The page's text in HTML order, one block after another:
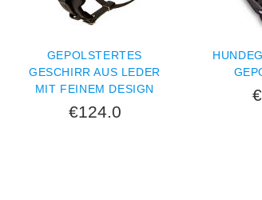
GEPOLSTERTES
GESCHIRR AUS LEDER
MIT FEINEM DESIGN
€124.0